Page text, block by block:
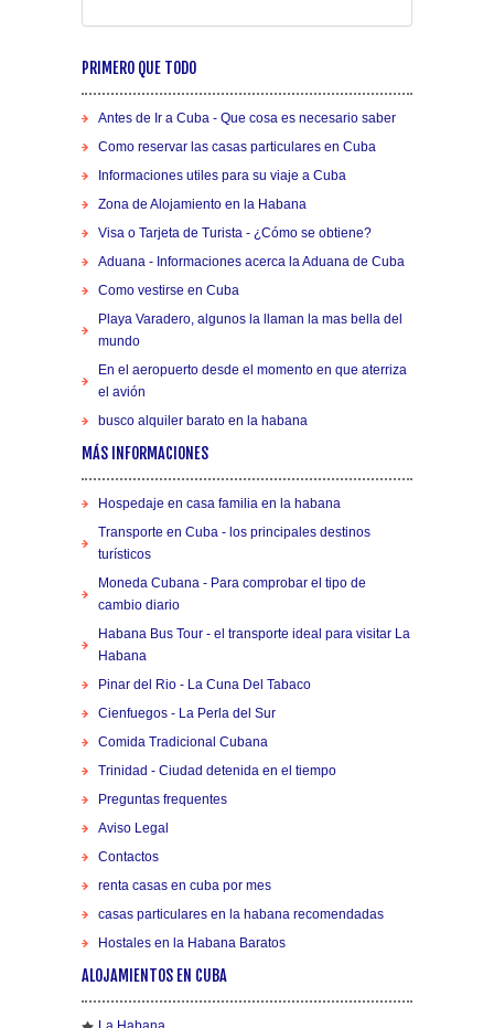
PRIMERO QUE TODO
Antes de Ir a Cuba - Que cosa es necesario saber
Como reservar las casas particulares en Cuba
Informaciones utiles para su viaje a Cuba
Zona de Alojamiento en la Habana
Visa o Tarjeta de Turista - ¿Cómo se obtiene?
Aduana - Informaciones acerca la Aduana de Cuba
Como vestirse en Cuba
Playa Varadero, algunos la llaman la mas bella del
mundo
En el aeropuerto desde el momento en que aterriza
el avión
busco alquiler barato en la habana
MÁS INFORMACIONES
Hospedaje en casa familia en la habana
Transporte en Cuba - los principales destinos
turísticos
Moneda Cubana - Para comprobar el tipo de
cambio diario
Habana Bus Tour - el transporte ideal para visitar La
Habana
Pinar del Rio - La Cuna Del Tabaco
Cienfuegos - La Perla del Sur
Comida Tradicional Cubana
Trinidad - Ciudad detenida en el tiempo
Preguntas frequentes
Aviso Legal
Contactos
renta casas en cuba por mes
casas particulares en la habana recomendadas
Hostales en la Habana Baratos
ALOJAMIENTOS EN CUBA